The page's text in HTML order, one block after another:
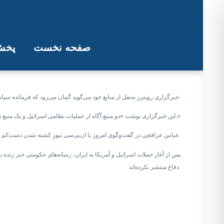
صفحه نخست
رویترز می‌گوید گمان
خبرگزاری رویترز به‌نقل از منابع خود می‌گوید گمان می‌رود که فرمانده سپاه پاسداران انقلاب اسلامی و وزیر دفاع جمهوری اسلامی در حملات امروز اسرائیل کشته شده باشند.
این خبرگزاری نوشت «دو منبع آگاه از عملیات نظامی اسرائیل و یک منبع منطقه‌ای اعلام کردند که گمان می‌رود امیر نصیرزاده، وزیر دفاع، و محمد پاکپور، فرمانده سپاه پاسداران انقلاب اسلامی، در حملات اسرائیل کشته شده باشند.»
عباس عراقچی در گفت‌وگوی امروز با ان‌بی‌سی نیوز کشته شدن دست‌کم «یکی دو فرمانده» را تأیید کرد، اما نام‌شان را نگفت.
پس از آغاز حملات اسرائیل و آمریکا به ایران، رسانه‌های حکومتی خبر